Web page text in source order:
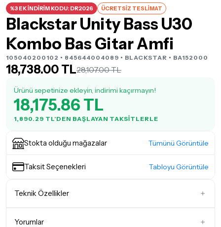
%3 EK İNDİRİM KODU: DR2026 ÜCRETSİZ TESLİMAT
Blackstar Unity Bass U30
Kombo Bas Gitar Amfi
105040200102 • 845644004089 • BLACKSTAR • BA152000
18,738.00 TL28,107.00 TL
Ürünü sepetinize ekleyin, indirimi kaçırmayın!
18,175.86 TL
1,890.29 TL'DEN BAŞLAYAN TAKSITLERLE
Stokta olduğu mağazalar Tümünü Görüntüle
Taksit Seçenekleri Tabloyu Görüntüle
Teknik Özellikler
Yorumlar